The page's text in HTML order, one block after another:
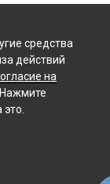
средства
действий
на
. Нажмите